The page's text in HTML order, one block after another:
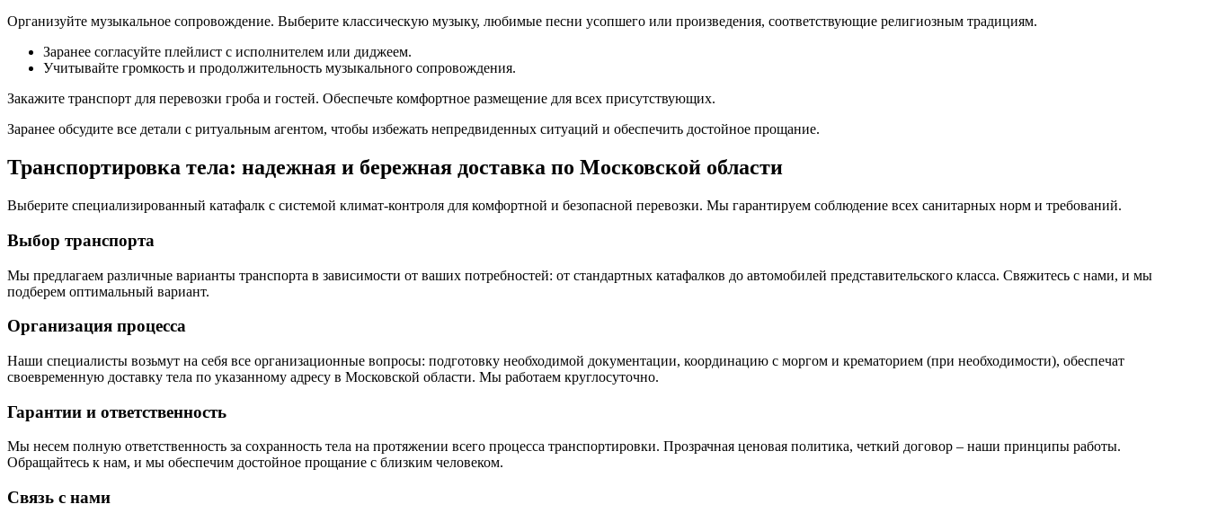
Организуйте музыкальное сопровождение. Выберите классическую музыку, любимые песни усопшего или произведения, соответствующие религиозным традициям.
Заранее согласуйте плейлист с исполнителем или диджеем.
Учитывайте громкость и продолжительность музыкального сопровождения.
Закажите транспорт для перевозки гроба и гостей. Обеспечьте комфортное размещение для всех присутствующих.
Заранее обсудите все детали с ритуальным агентом, чтобы избежать непредвиденных ситуаций и обеспечить достойное прощание.
Транспортировка тела: надежная и бережная доставка по Московской области
Выберите специализированный катафалк с системой климат-контроля для комфортной и безопасной перевозки. Мы гарантируем соблюдение всех санитарных норм и требований.
Выбор транспорта
Мы предлагаем различные варианты транспорта в зависимости от ваших потребностей: от стандартных катафалков до автомобилей представительского класса. Свяжитесь с нами, и мы
подберем оптимальный вариант.
Организация процесса
Наши специалисты возьмут на себя все организационные вопросы: подготовку необходимой документации, координацию с моргом и крематорием (при необходимости), обеспечат
своевременную доставку тела по указанному адресу в Московской области. Мы работаем круглосуточно.
Гарантии и ответственность
Мы несем полную ответственность за сохранность тела на протяжении всего процесса транспортировки. Прозрачная ценовая политика, четкий договор – наши принципы работы.
Обращайтесь к нам, и мы обеспечим достойное прощание с близким человеком.
Связь с нами